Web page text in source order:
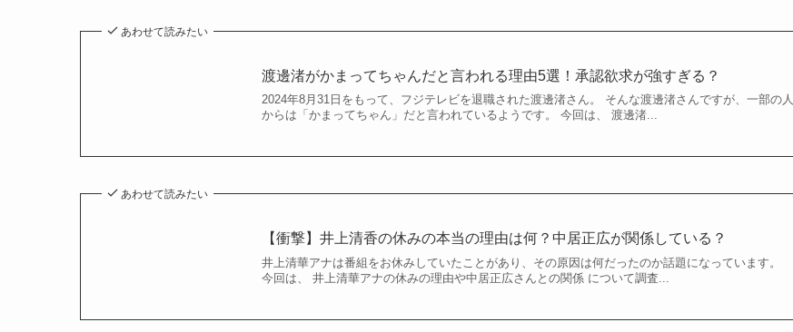
あわせて読みたい
渡邊渚がかまってちゃんだと言われる理由5選！承認欲求が強すぎる？
2024年8月31日をもって、フジテレビを退職された渡邊渚さん。 そんな渡邊渚さんですが、一部の人
からは「かまってちゃん」だと言われているようです。 今回は、 渡邊渚...
あわせて読みたい
【衝撃】井上清香の休みの本当の理由は何？中居正広が関係している？
井上清華アナは番組をお休みしていたことがあり、その原因は何だったのか話題になっています。
今回は、 井上清華アナの休みの理由や中居正広さんとの関係 について調査...